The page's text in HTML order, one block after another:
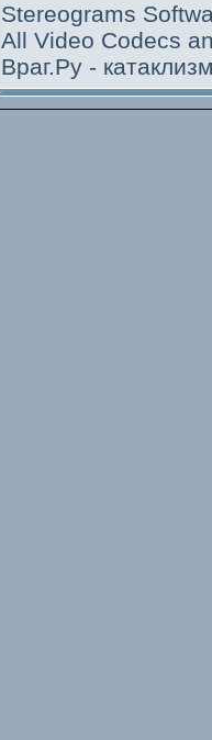
Stereograms
All Video Codecs
Враг.Ру -